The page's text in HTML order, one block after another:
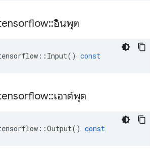
::อินพุต
:: Input() const
::เอาต์พุต
::Output() const